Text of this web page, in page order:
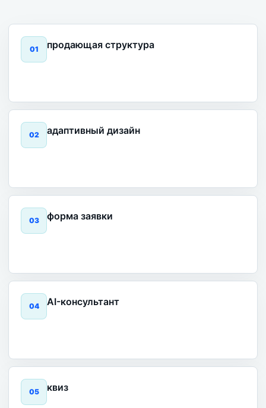
01 продающая структура
02 адаптивный дизайн
03 форма заявки
04 AI-консультант
05 квиз